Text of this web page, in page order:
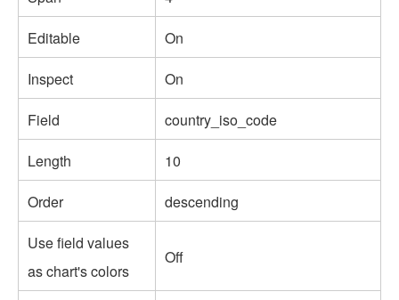
Editable
On
Inspect
On
Field
country_iso_code
Length
10
Order
descending
Use field values
as chart's colors
Off